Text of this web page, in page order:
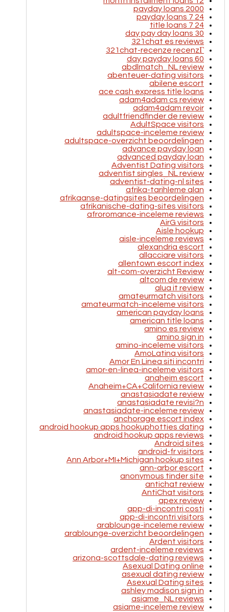
2000 payday loans
24 7 payday loans
24 7 title loans
30 day pay day loans
321chat es reviews
321chat-recenze recenzГ­
60 day payday loans
abdlmatch_NL review
abenteuer-dating visitors
abilene escort
ace cash express title loans
adam4adam cs review
adam4adam revoir
adultfriendfinder de review
AdultSpace visitors
adultspace-inceleme review
adultspace-overzicht beoordelingen
advance payday loan
advanced payday loan
Adventist Dating visitors
adventist singles_NL review
adventist-dating-nl sites
afrika-tarihleme alan
afrikaanse-datingsites beoordelingen
afrikanische-dating-sites visitors
afroromance-inceleme reviews
AirG visitors
Aisle hookup
aisle-inceleme reviews
alexandria escort
allacciare visitors
allentown escort index
alt-com-overzicht Review
altcom de review
alua it review
amateurmatch visitors
amateurmatch-inceleme visitors
american payday loans
american title loans
amino es review
amino sign in
amino-inceleme visitors
AmoLatina visitors
Amor En Linea siti incontri
amor-en-linea-inceleme visitors
anaheim escort
Anaheim+CA+California review
anastasiadate review
anastasiadate revisi?n
anastasiadate-inceleme review
anchorage escort index
android hookup apps hookuphotties dating
android hookup apps reviews
Android sites
android-fr visitors
Ann Arbor+MI+Michigan hookup sites
ann-arbor escort
anonymous tinder site
antichat review
AntiChat visitors
apex review
app-di-incontri costi
app-di-incontri visitors
arablounge-inceleme review
arablounge-overzicht beoordelingen
Ardent visitors
ardent-inceleme reviews
arizona-scottsdale-dating reviews
Asexual Dating online
asexual dating review
Asexual Dating sites
ashley madison sign in
asiame_NL reviews
asiame-inceleme review